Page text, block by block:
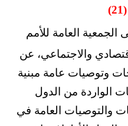
الجمعية العامة للأمم
والاجتماعي، عن
وتوصيات عامة مبنية
الواردة من الدول
والتوصيات العامة في